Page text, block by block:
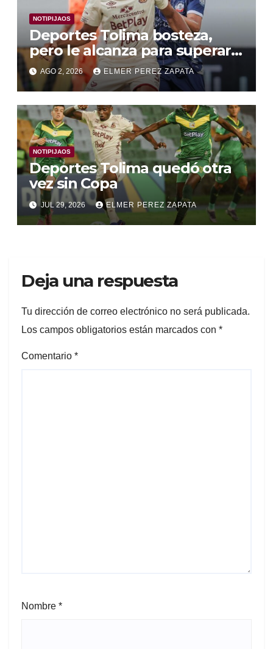
NOTIPIJAOS
Deportes Tolima bosteza,
pero le alcanza para superar a
Alianza Valledupar 2 A 1
AGO 2, 2026 ELMER PEREZ ZAPATA
NOTIPIJAOS
Deportes Tolima quedó otra
vez sin Copa
JUL 29, 2026 ELMER PEREZ ZAPATA
Deja una respuesta
Tu dirección de correo electrónico no será publicada.
Los campos obligatorios están marcados con *
Comentario *
Nombre *